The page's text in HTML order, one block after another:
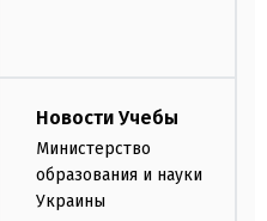
Новости Учебы
Министерство
образования и науки
Украины